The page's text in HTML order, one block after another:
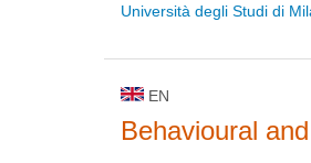
Università degli Studi di
EN
Behavioural